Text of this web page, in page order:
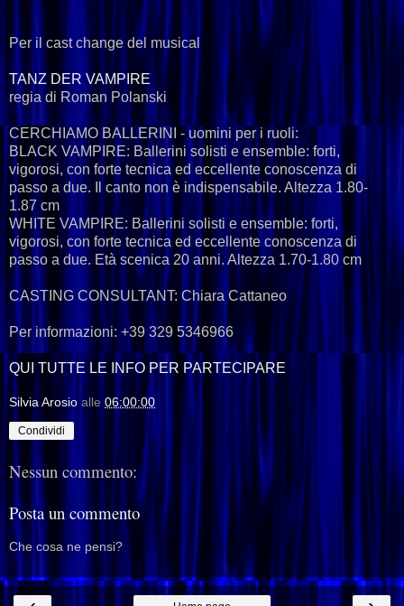
Per il cast change del musical
TANZ DER VAMPIRE
regia di Roman Polanski
CERCHIAMO BALLERINI - uomini per i ruoli:
BLACK VAMPIRE: Ballerini solisti e ensemble: forti,
vigorosi, con forte tecnica ed eccellente conoscenza di
passo a due. Il canto non è indispensabile. Altezza 1.80-
1.87 cm
WHITE VAMPIRE: Ballerini solisti e ensemble: forti,
vigorosi, con forte tecnica ed eccellente conoscenza di
passo a due. Età scenica 20 anni. Altezza 1.70-1.80 cm
CASTING CONSULTANT: Chiara Cattaneo
Per informazioni: +39 329 5346966
QUI TUTTE LE INFO PER PARTECIPARE
Silvia Arosio alle 06:00:00
Condividi
Nessun commento:
Posta un commento
Che cosa ne pensi?